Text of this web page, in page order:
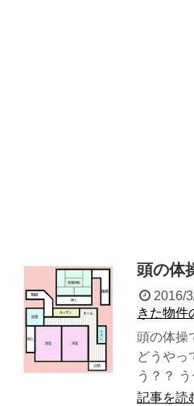
頭の体
2016/
きた物件
頭の体操
どうやっ
う？？
記事を読